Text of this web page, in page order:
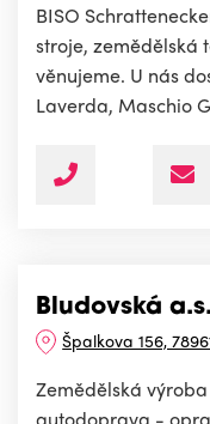
BISO
stroje, zemědělská
věnujeme. U nás
Laverda, Maschio
Bludovská a.s.
Špalkova 156,
Zemědělská